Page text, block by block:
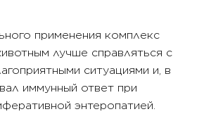
применения комплекс
лучше справляться с
ситуациями и, в
иммунный ответ при
энтеропатией.